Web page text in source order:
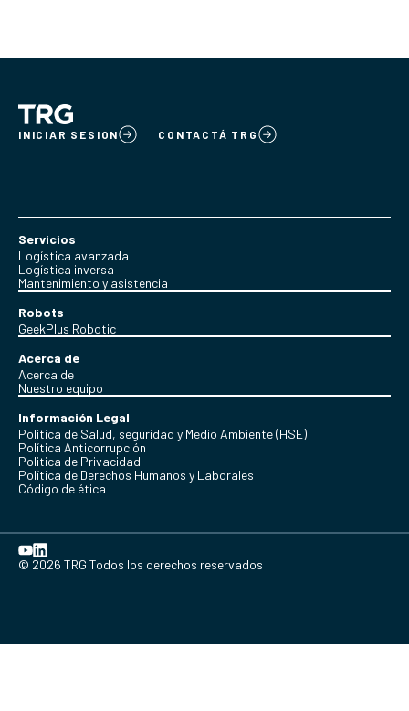
INICIAR SESION CONTACTÁ TRG
Servicios
Logística avanzada
Logística inversa
Mantenimiento y asistencia
Robots
GeekPlus Robotic
Acerca de
Acerca de
Nuestro equipo
Información Legal
Política de Salud, seguridad y Medio Ambiente (HSE)
Política Anticorrupción
Politica de Privacidad
Política de Derechos Humanos y Laborales
Código de ética
© 2026 TRG Todos los derechos reservados